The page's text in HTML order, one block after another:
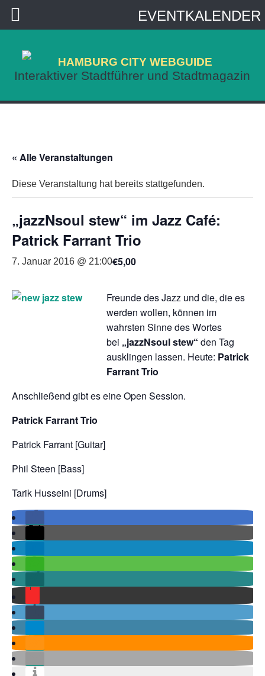
HAMBURG CITY WEBGUIDE
Interaktiver Stadtführer und Stadtmagazin
« Alle Veranstaltungen
Diese Veranstaltung hat bereits stattgefunden.
„jazzNsoul stew“ im Jazz Café:
Patrick Farrant Trio
7. Januar 2016 @ 21:00€5,00
Freunde des Jazz und die, die es
werden wollen, können im
wahrsten Sinne des Wortes
bei „jazzNsoul stew“ den Tag
ausklingen lassen. Heute: Patrick
Farrant Trio
Anschließend gibt es eine Open Session.
Patrick Farrant Trio
Patrick Farrant [Guitar]
Phil Steen [Bass]
Tarik Husseini [Drums]
EVENTKALENDER